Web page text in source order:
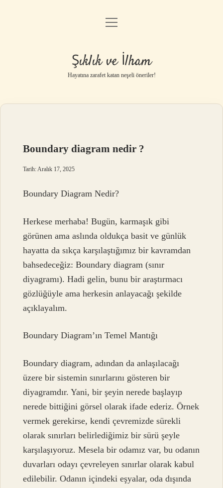
Anasayfa
Gizlilik Politikası
Yasal Uyarı
menüyü
Şıklık ve İlham
Hayatına zarafet katan neşeli öneriler!
Boundary diagram nedir ?
Tarih: Aralık 17, 2025
Boundary Diagram Nedir?
Herkese merhaba! Bugün, karmaşık gibi
görünen ama aslında oldukça basit ve günlük
hayatta da sıkça karşılaştığımız bir kavramdan
bahsedeceğiz: Boundary diagram (sınır
diyagramı). Hadi gelin, bunu bir araştırmacı
gözlüğüyle ama herkesin anlayacağı şekilde
açıklayalım.
Boundary Diagram’ın Temel Mantığı
Boundary diagram, adından da anlaşılacağı
üzere bir sistemin sınırlarını gösteren bir
diyagramdır. Yani, bir şeyin nerede başlayıp
nerede bittiğini görsel olarak ifade ederiz. Örnek
vermek gerekirse, kendi çevremizde sürekli
olarak sınırları belirlediğimiz bir sürü şeyle
karşılaşıyoruz. Mesela bir odamız var, bu odanın
duvarları odayı çevreleyen sınırlar olarak kabul
edilebilir. Odanın içindeki eşyalar, oda dışında